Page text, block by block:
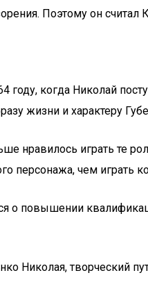
Поэтому он
году, когда Николай
жизни и характеру
нравилось играть те
персонажа, чем играть
о повышении
Николая, творческий